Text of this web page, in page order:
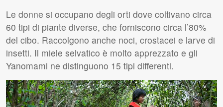
Le donne si occupano degli orti dove coltivano circa
60 tipi di piante diverse, che forniscono circa l’80%
del cibo. Raccolgono anche noci, crostacei e larve di
insetti. Il miele selvatico è molto apprezzato e gli
Yanomami ne distinguono 15 tipi differenti.